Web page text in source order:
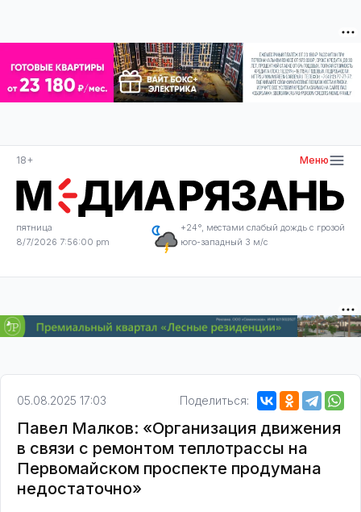
18+ Меню
пятница
8/7/2026 7:56:00 pm
+24°, местами слабый дождь с грозой
юго-западный 3 м/с
05.08.2025 17:03 Поделиться:
Павел Малков: «Организация движения
в связи с ремонтом теплотрассы на
Первомайском проспекте продумана
недостаточно»